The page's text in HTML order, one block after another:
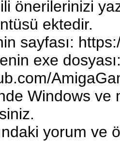
önerilerinizi
ektedir.
sayfası:
exe
Windows ve
yorum ve